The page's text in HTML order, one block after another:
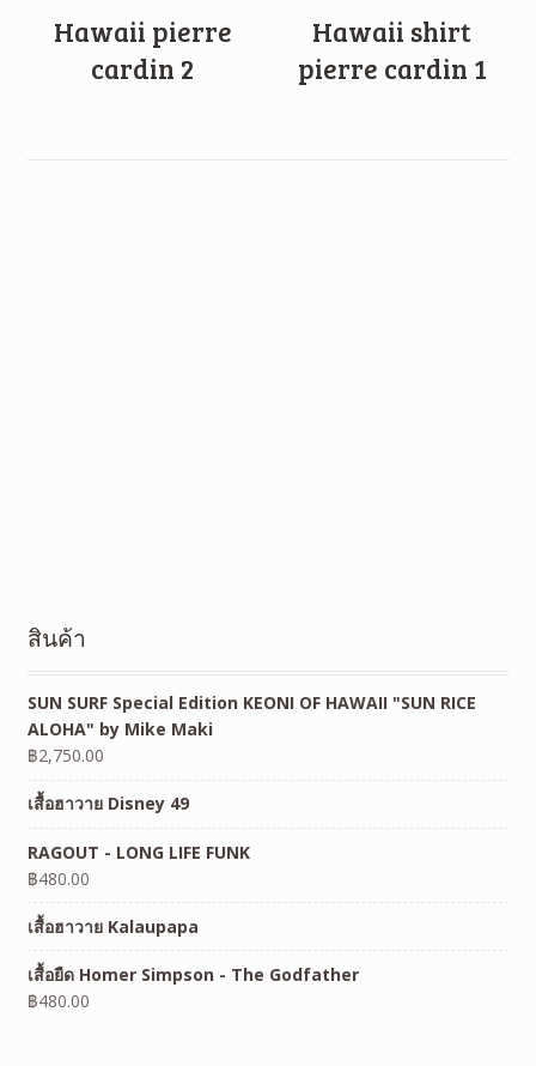
Hawaii pierre
cardin 2
Hawaii shirt
pierre cardin 1
สินค้า
SUN SURF Special Edition KEONI OF HAWAII "SUN RICE
ALOHA" by Mike Maki
฿2,750.00
เสื้อฮาวาย Disney 49
RAGOUT - LONG LIFE FUNK
฿480.00
เสื้อฮาวาย Kalaupapa
เสื้อยืด Homer Simpson - The Godfather
฿480.00